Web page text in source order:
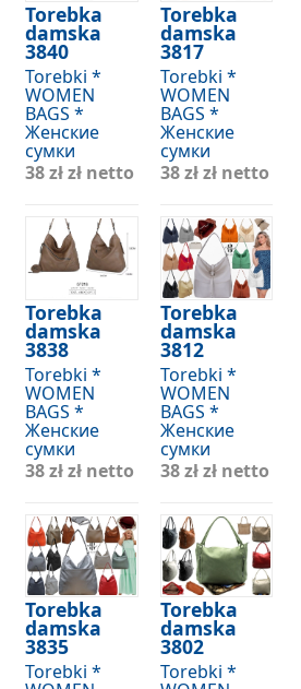
Torebka
damska
3840
Torebki *
WOMEN
BAGS *
Женские
сумки
38 złzł netto
Torebka
damska
3838
Torebki *
WOMEN
BAGS *
Женские
сумки
38 złzł netto
Torebka
damska
3835
Torebki *
Torebka
damska
3817
Torebki *
WOMEN
BAGS *
Женские
сумки
38 złzł netto
Torebka
damska
3812
Torebki *
WOMEN
BAGS *
Женские
сумки
38 złzł netto
Torebka
damska
3802
Torebki *